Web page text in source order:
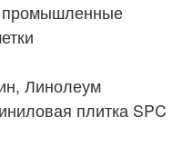
промышленные
Линолеум
плитка SPC